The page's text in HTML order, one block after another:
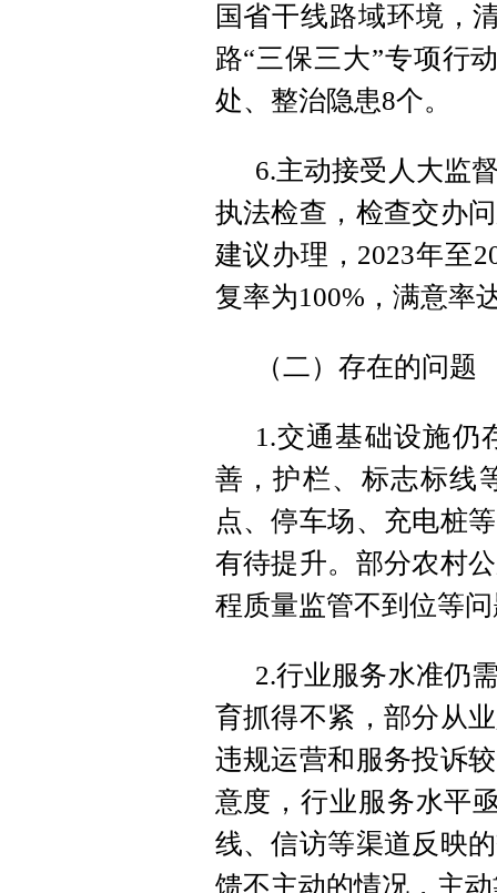
国省干线路域环境，
路“三保三大”专项行
处、整治隐患8个。
6.主动接受人大监
执法检查，检查交办
建议办理，2023年至
复率为100%，满意率
（二）存在的问题
1.交通基础设施仍
善，护栏、标志标线
点、停车场、充电桩
有待提升。部分农村
程质量监管不到位等
2.行业服务水准仍
育抓得不紧，部分从
违规运营和服务投诉
意度，行业服务水平
线、信访等渠道反映
馈不主动的情况，主